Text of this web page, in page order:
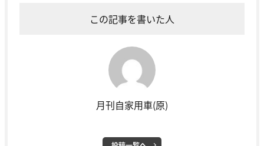
この記事を書いた人
月刊自家用車(原)